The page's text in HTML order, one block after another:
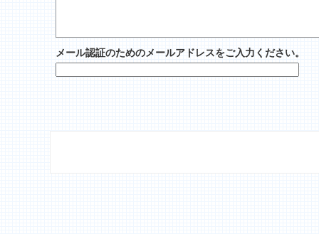
メール認証のためのメールアドレスをご入力ください。